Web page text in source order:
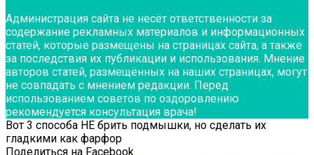
Администрация сайта не несёт ответственности за
содержание рекламных материалов и информационных
статей, которые размещены на страницах сайта, а также
за последствия их публикации и использования. Мнение
авторов статей, размещённых на наших страницах, могут
не совпадать с мнением редакции. Перед
использованием советов по оздоровлению
рекомендуется консультация врача!
Вот 3 способа НЕ брить подмышки, но сделать их
гладкими как фарфор
Поделиться на Facebook